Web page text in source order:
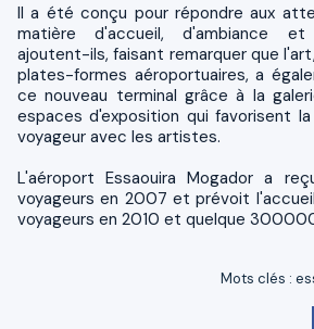
Il a été conçu pour répondre aux
matière d'accueil, d'ambiance
ajoutent-ils, faisant remarquer que
plates-formes aéroportuaires, a
ce nouveau terminal grâce à la
espaces d'exposition qui favorisent
voyageur avec les artistes.
L'aéroport Essaouira Mogador a
voyageurs en 2007 et prévoit
voyageurs en 2010 et quelque
Mots clés :